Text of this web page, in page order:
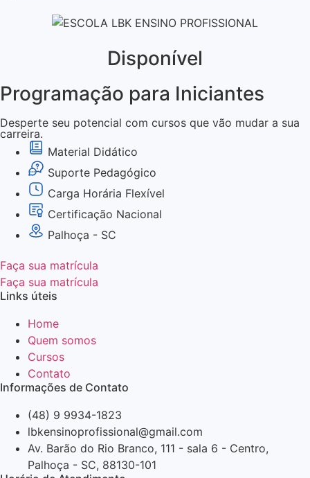
Disponível
Programação para Iniciantes
Desperte seu potencial com cursos que vão mudar a sua
carreira.
Material Didático
Suporte Pedagógico
Carga Horária Flexível
Certificação Nacional
Palhoça - SC
Faça sua matrícula
Faça sua matrícula
Links úteis
Home
Quem somos
Cursos
Contato
Informações de Contato
(48) 9 9934-1823
lbkensinoprofissional@gmail.com
Av. Barão do Rio Branco, 111 - sala 6 - Centro,
Palhoça - SC, 88130-101